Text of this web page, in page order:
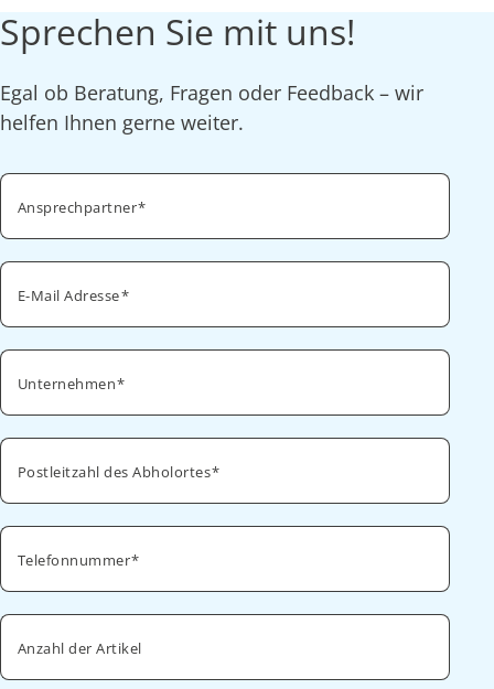
Sprechen Sie mit uns!
Egal ob Beratung, Fragen oder Feedback – wir
helfen Ihnen gerne weiter.
Ansprechpartner
E-Mail Adresse
Unternehmen
Postleitzahl des Abholortes
Telefonnummer
Anzahl der Artikel